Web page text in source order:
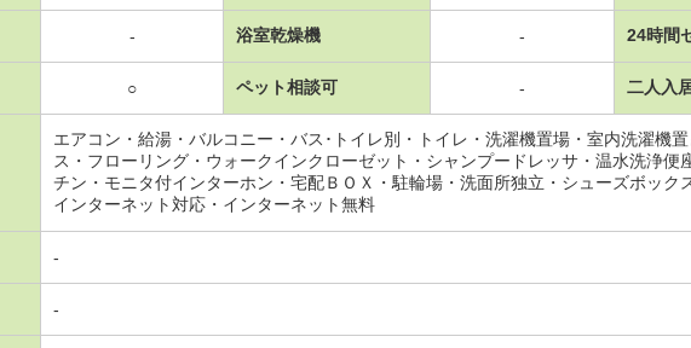
- 浴室乾燥機 - 24時間
○ ペット相談可 - 二人入
エアコン・給湯・バルコニー・バス･トイレ別・トイレ・洗濯機置場・室内洗濯機
ス・フローリング・ウォークインクローゼット・シャンプードレッサ・温水洗浄便
チン・モニタ付インターホン・宅配ＢＯＸ・駐輪場・洗面所独立・シューズボック
インターネット対応・インターネット無料
-
-